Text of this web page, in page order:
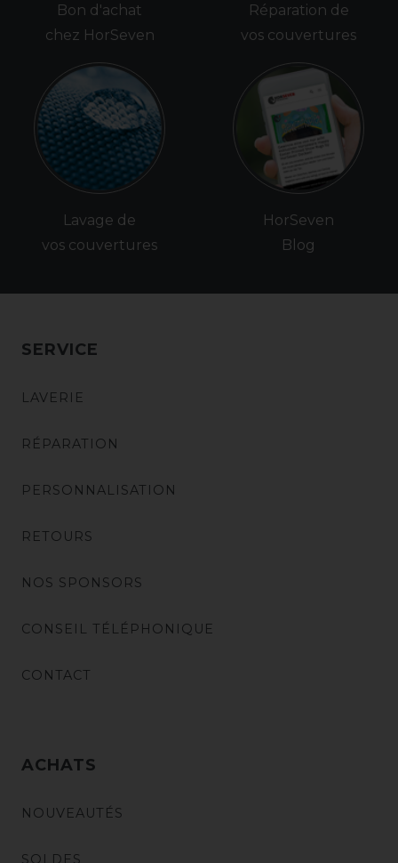
Bon d'achat
chez HorSeven
Lavage de
vos couvertures
Réparation de
vos couvertures
HorSeven
Blog
SERVICE
LAVERIE
RÉPARATION
PERSONNALISATION
RETOURS
NOS SPONSORS
CONSEIL TÉLÉPHONIQUE
CONTACT
ACHATS
NOUVEAUTÉS
SOLDES